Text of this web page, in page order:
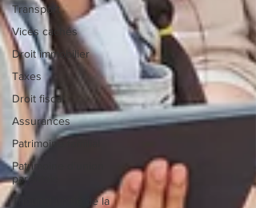
Transport
Vices cachés
Droit immobilier
Taxes
Droit fiscal
Assurances
Patrimoine familial
Patrimoine d'union
parentale
Tribunal unifié de la